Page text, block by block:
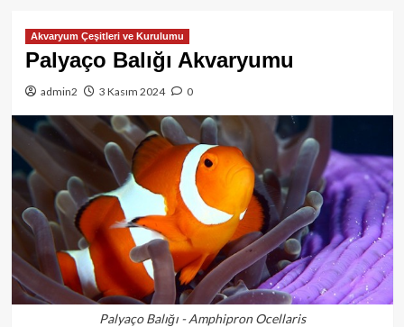
Akvaryum Çeşitleri ve Kurulumu
Palyaço Balığı Akvaryumu
admin2 3 Kasım 2024 0
Palyaço Balığı - Amphipron Ocellaris